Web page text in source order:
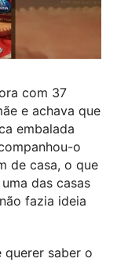
com 37
e achava que
embalada
o
de casa, o que
das casas
fazia ideia
querer saber o